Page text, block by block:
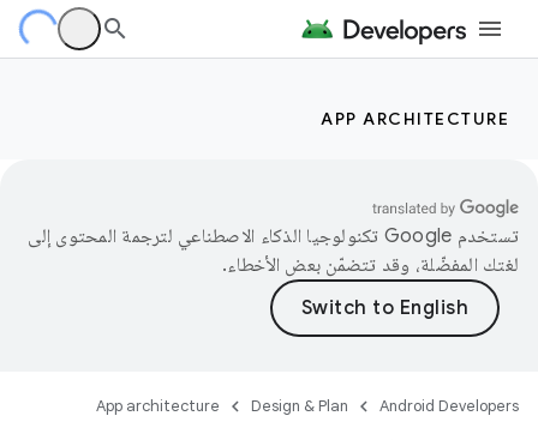
APP ARCHITECTURE
تستخدم Google تكنولوجيا الذكاء الاصطناعي لترجمة المحتوى إلى
لغتك المفضّلة، وقد تتضمّن بعض الأخطاء.
Android Developers
Design & Plan
App architecture